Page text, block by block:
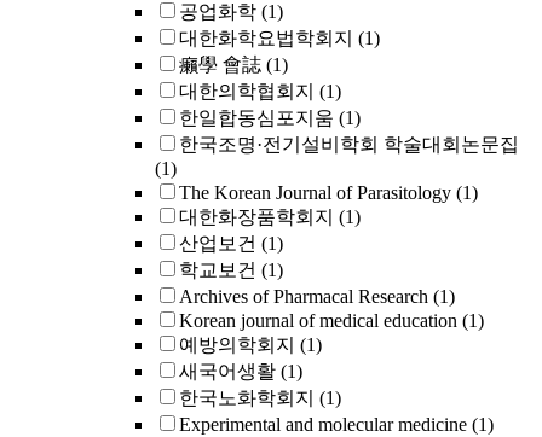
공업화학 (1)
대한화학요법학회지 (1)
癩學 會誌 (1)
대한의학협회지 (1)
한일합동심포지움 (1)
한국조명·전기설비학회 학술대회논문집
(1)
The Korean Journal of Parasitology (1)
대한화장품학회지 (1)
산업보건 (1)
학교보건 (1)
Archives of Pharmacal Research (1)
Korean journal of medical education (1)
예방의학회지 (1)
새국어생활 (1)
한국노화학회지 (1)
Experimental and molecular medicine (1)